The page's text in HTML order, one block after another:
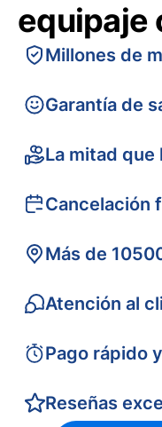
equipaje
Millones de
Garantía de
La mitad
Cancelación
Más de
Atención al
Pago rápido
Reseñas